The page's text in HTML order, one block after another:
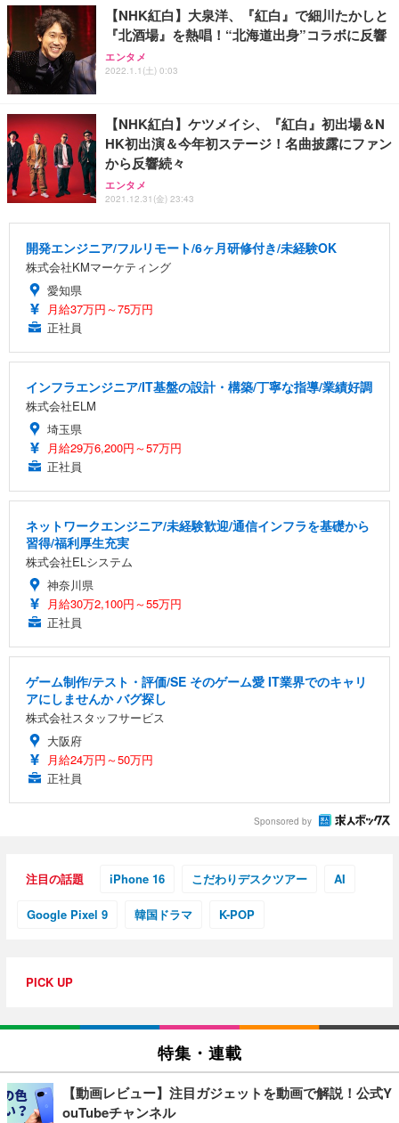
【NHK紅白】大泉洋、『紅白』で細川たかしと
『北酒場』を熱唱！“北海道出身”コラボに反響
エンタメ
2022.1.1(土) 0:03
【NHK紅白】ケツメイシ、『紅白』初出場＆N
HK初出演＆今年初ステージ！名曲披露にファン
から反響続々
エンタメ
2021.12.31(金) 23:43
開発エンジニア/フルリモート/6ヶ月研修付き/未経験OK
株式会社KMマーケティング
愛知県
月給37万円～75万円
正社員
インフラエンジニア/IT基盤の設計・構築/丁寧な指導/業績好調
株式会社ELM
埼玉県
月給29万6,200円～57万円
正社員
ネットワークエンジニア/未経験歓迎/通信インフラを基礎から
習得/福利厚生充実
株式会社ELシステム
神奈川県
月給30万2,100円～55万円
正社員
ゲーム制作/テスト・評価/SE そのゲーム愛 IT業界でのキャリ
アにしませんか バグ探し
株式会社スタッフサービス
大阪府
月給24万円～50万円
正社員
Sponsored by
注目の話題 iPhone 16 こだわりデスクツアー AI
Google Pixel 9 韓国ドラマ K-POP
PICK UP
特集・連載
【動画レビュー】注目ガジェットを動画で解説！公式Y
ouTubeチャンネル